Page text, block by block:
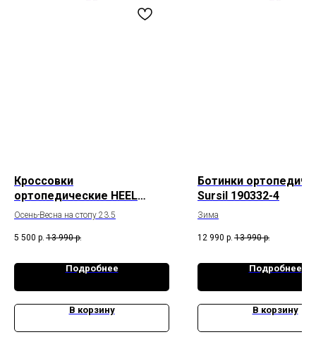
Кроссовки
ортопедические HEEL
COMFORT HC-23072
Осень-Весна на стопу 23.5
5 500 р. 13 990 р.
Подробнее
В корзину
Ботинки
Sursil 190332-4
Зима
12 990 р. 13 990 р.
Подробнее
В корзину